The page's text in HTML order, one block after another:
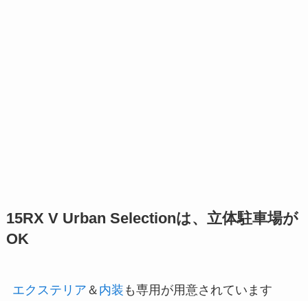
15RX V Urban Selectionは、立体駐車場が
OK
エクステリア ＆ 内装 も専用が用意されています